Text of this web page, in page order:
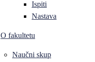
Ispiti
Nastava
O fakultetu
Naučni skup